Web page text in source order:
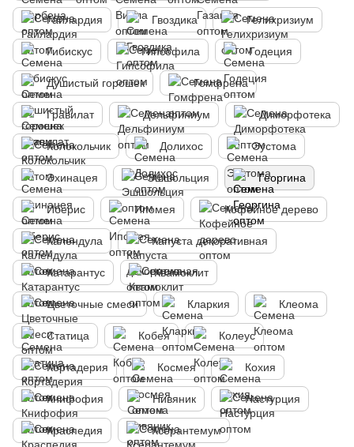
Гайлардия Гвоздика Гелихризиум
Гибискус Гипсофила Годеция
Душистый горошек Гомфрена
Гравилат Дельфиниум Диморфотека
Колокольчик Долихос Эустома
Эхинацея Эшшольция Георгина
Иберис Ипомея Кофейное дерево
Календула Капуста декоративная
Катарантус Квамоклит
Цветочные смеси Кларкия Клеома
Статица Кобея Колеус
Кортадерия Космея Кохия
Книфофия Нивяник Настурция
Краспедия Ксерантемум